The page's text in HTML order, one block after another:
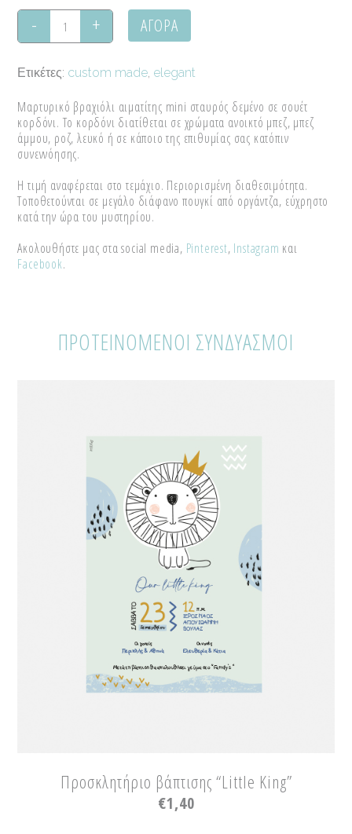
Μαρτυρικό
αιματίτης
quantity
ΑΓΟΡΑ
Ετικέτες: custom made elegant
Μαρτυρικό βραχιόλι αιματίτης mini σταυρός δεμένο σε σουέτ
κορδόνι. Το κορδόνι διατίθεται σε χρώματα ανοικτό μπεζ, μπεζ
άμμου, ροζ, λευκό ή σε κάποιο της επιθυμίας σας κατόπιν
συνεννόησης.
Η τιμή αναφέρεται στο τεμάχιο. Περιορισμένη διαθεσιμότητα.
Τοποθετούνται σε μεγάλο διάφανο πουγκί από οργάντζα, εύχρηστο
κατά την ώρα του μυστηρίου.
Ακολουθήστε μας στα social media, Pinterest, Instagram και
Facebook.
ΠΡΟΤΕΙΝΟΜΕΝΟΙ ΣΥΝΔΥΑΣΜΟΙ
Προσκλητήριο βάπτισης “Little King”
€1,40